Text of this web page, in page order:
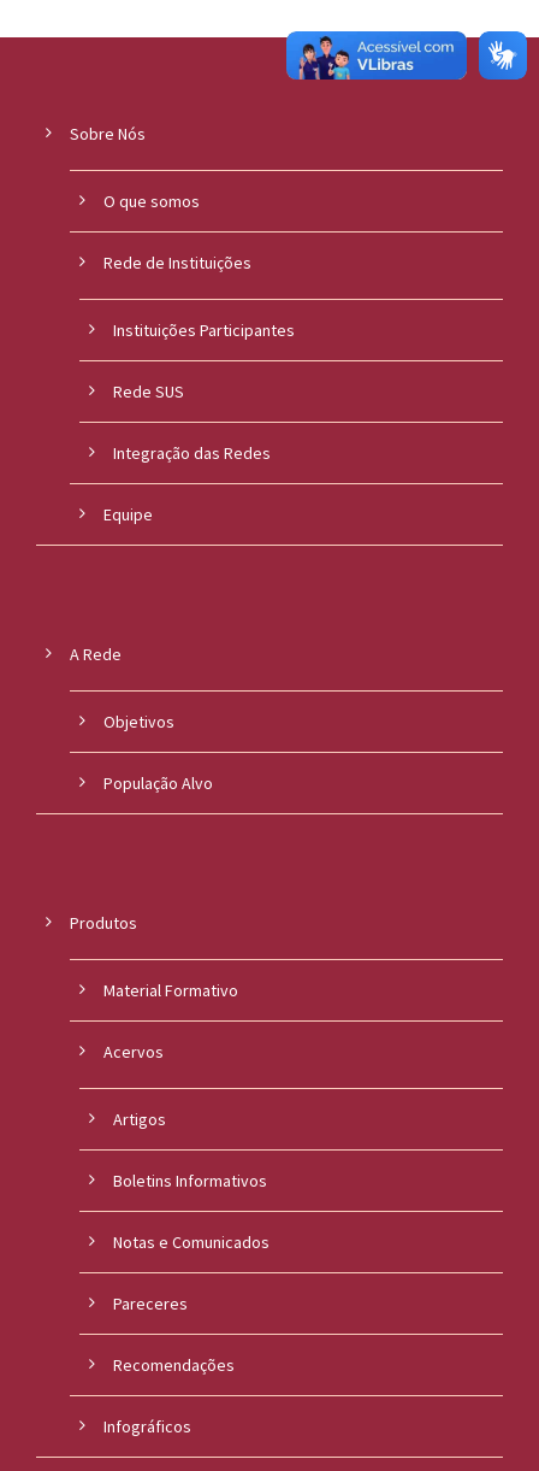
Sobre Nós
O que somos
Rede de Instituições
Instituições Participantes
Rede SUS
Integração das Redes
Equipe
A Rede
Objetivos
População Alvo
Produtos
Material Formativo
Acervos
Artigos
Boletins Informativos
Notas e Comunicados
Pareceres
Recomendações
Infográficos